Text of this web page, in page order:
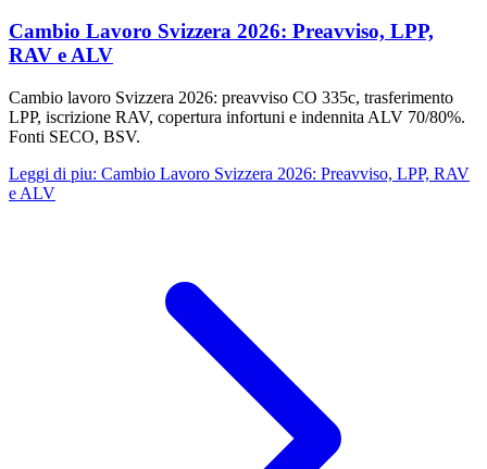
Cambio Lavoro Svizzera 2026: Preavviso, LPP,
RAV e ALV
Cambio lavoro Svizzera 2026: preavviso CO 335c, trasferimento
LPP, iscrizione RAV, copertura infortuni e indennita ALV 70/80%.
Fonti SECO, BSV.
Leggi di piu: Cambio Lavoro Svizzera 2026: Preavviso, LPP, RAV
e ALV